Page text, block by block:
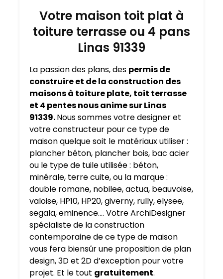
Votre maison toit plat à
toiture terrasse ou 4 pans
Linas 91339
La passion des plans, des permis de
construire et de la construction des
maisons à toiture plate, toit terrasse
et 4 pentes nous anime sur Linas
91339.Nous sommes votre designer et
votre constructeur pour ce type de
maison quelque soit le matériaux utiliser :
plancher béton, plancher bois, bac acier
ou le type de tuile utilisée : béton,
minérale, terre cuite, ou la marque :
double romane, nobilee, actua, beauvoise,
valoise, HP10, HP20, giverny, rully, elysee,
segala, eminence…. Votre ArchiDesigner
spécialiste de la construction
contemporaine de ce type de maison
vous fera biensûr une proposition de plan
design, 3D et 2D d’exception pour votre
projet. Et le tout gratuitement.